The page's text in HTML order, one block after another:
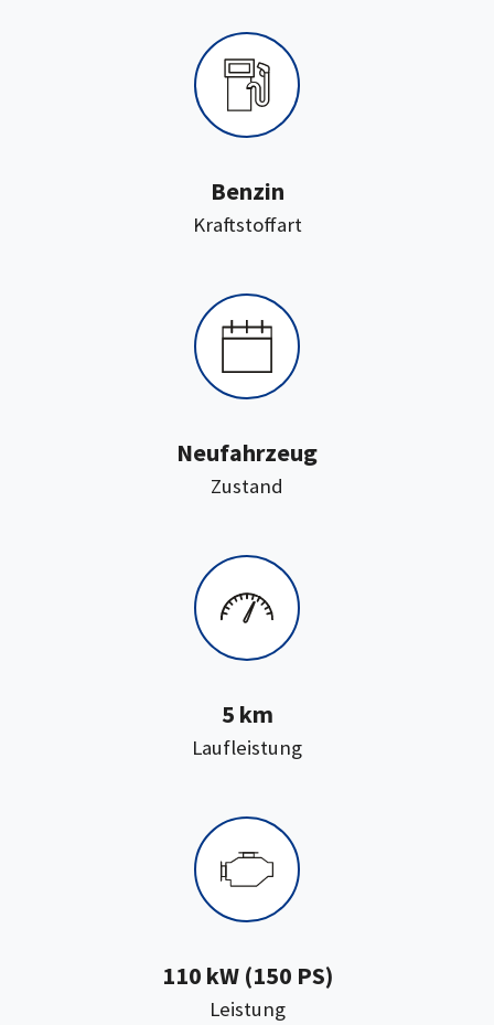
Kraftstoffart:
Benzin
Zustand
Neufahrzeug
Laufleistung:
5 km
Leistung:
110 kW (150 PS)